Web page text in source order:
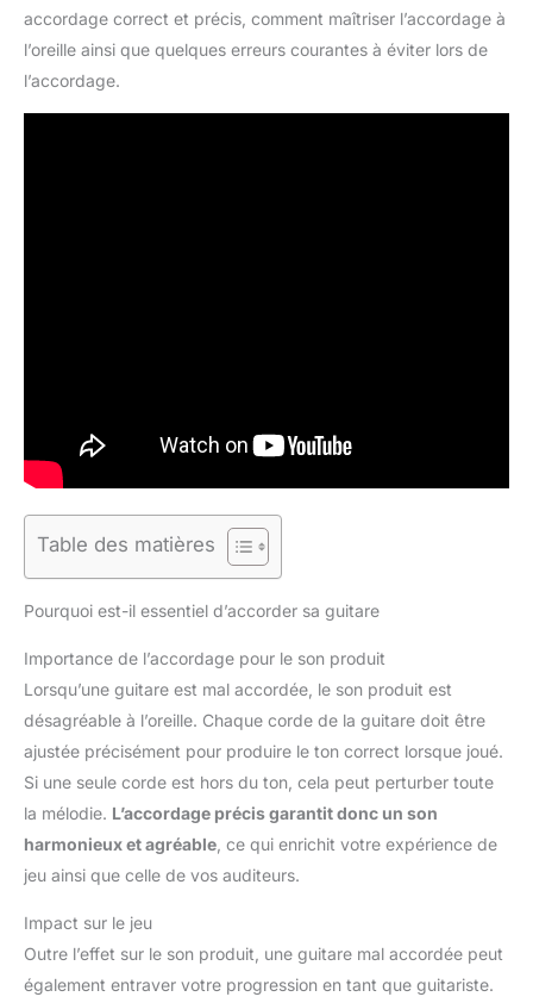
accordage correct et précis, comment maîtriser l’accordage à
l’oreille ainsi que quelques erreurs courantes à éviter lors de
l’accordage.
Table des matières
Pourquoi est-il essentiel d’accorder sa guitare
Importance de l’accordage pour le son produit
Lorsqu’une guitare est mal accordée, le son produit est
désagréable à l’oreille. Chaque corde de la guitare doit être
ajustée précisément pour produire le ton correct lorsque joué.
Si une seule corde est hors du ton, cela peut perturber toute
la mélodie. L’accordage précis garantit donc un son
harmonieux et agréable , ce qui enrichit votre expérience de
jeu ainsi que celle de vos auditeurs.
Impact sur le jeu
Outre l’effet sur le son produit, une guitare mal accordée peut
également entraver votre progression en tant que guitariste.